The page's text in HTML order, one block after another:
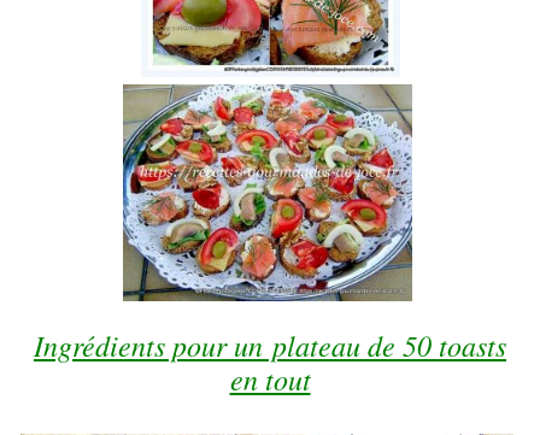
Ingrédients pour un plateau de 50 toasts
en tout